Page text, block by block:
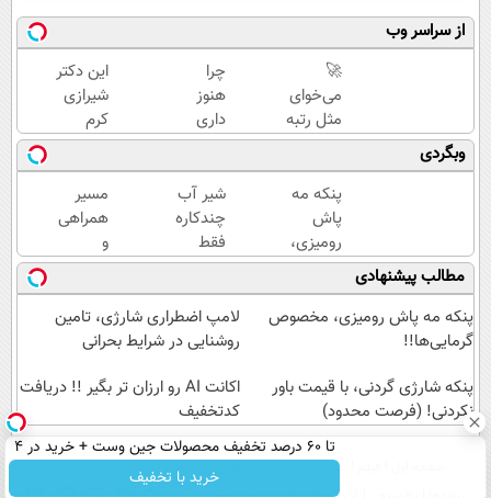
از سراسر وب
🚀
می‌خوای
مثل رتبه
برترا
بدرخشی؟
جمع‌بندی
تابستون
رایگان
ماز 📚
چرا
هنوز
داری
با درد
راه
میری؟
وقتی
راه
درمان
جلو
پاته!
این دکتر
شیرازی
کرم
ترمیم
زخم
ایرانی را
ساخت!!!
وبگردی
پنکه مه
پاش
رومیزی،
مخصوص
گرمایی‌ها!!
شیر آب
چندکاره
فقط
1,399,000
تومان
مسیر
همراهی
و
گزارش
عملکرد
گروه
اسنپ
۱۴۰۴
مطالب پیشنهادی
پنکه مه پاش رومیزی، مخصوص
گرمایی‌ها!!
لامپ اضطراری شارژی، تامین
روشنایی در شرایط بحرانی
پنکه شارژی گردنی، با قیمت باور
نکردنی! (فرصت محدود)
اکانت AI رو ارزان تر بگیر !! دریافت
کدتخفیف
تا 60 درصد تخفیف محصولات جین وست + خرید در 4
قسط
خرید با تخفیف عصر ایران۲ تماس با ما